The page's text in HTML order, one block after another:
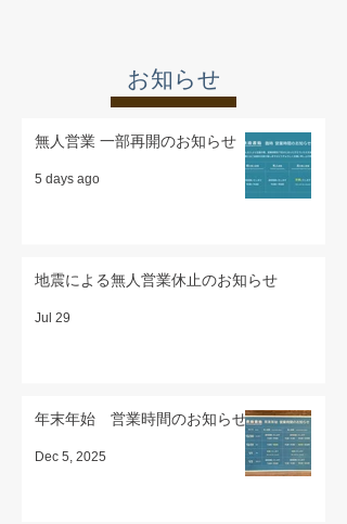
​お知らせ
無人営業 一部再開のお知らせ
5 days ago
地震による無人営業休止のお知らせ
Jul 29
年末年始 営業時間のお知らせ
Dec 5, 2025